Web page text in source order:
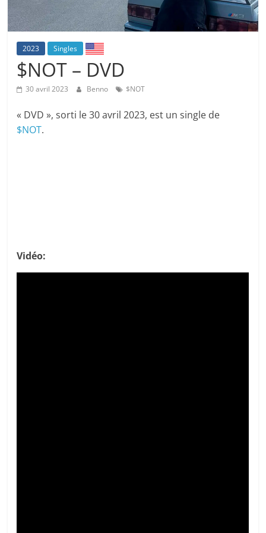
2023 Singles
$NOT – DVD
30 avril 2023 Benno $NOT
« DVD », sorti le 30 avril 2023, est un single de
$NOT.
Vidéo: